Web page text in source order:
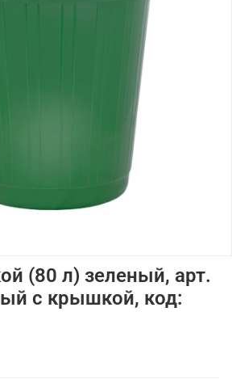
(80 л) зеленый, арт.
с крышкой, код: